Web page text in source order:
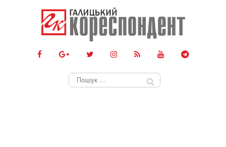
Пошук: